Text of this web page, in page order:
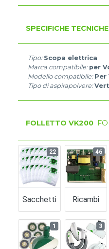
SPECIFICHE TECNICHE
Tipo: Scopa elettrica
Marca compatibile: per
Modello compatibile: Per
Tipo di aspirapolvere:
FOLLETTO VK200
Sacchetti
22
Ricambi
46
1 3